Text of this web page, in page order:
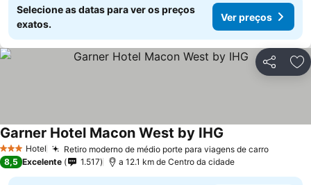
Selecione as datas para ver os preços
exatos.
Ver preços
Partilhar
3 EstrelasHotel Retiro moderno de médio porte para viagens de carro
Garner Hotel Macon West by IHG
8,5 Excelente 1.517 a 12.1 km de Centro da cidade